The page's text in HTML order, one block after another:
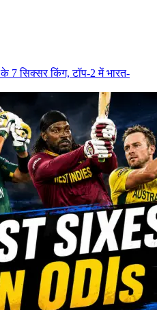
7 सिक्सर किंग, टॉप-2 में भारत-